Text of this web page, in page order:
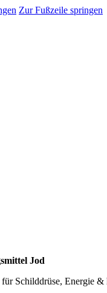
Zur Fußzeile springen
Jod
Schilddrüse, Energie &